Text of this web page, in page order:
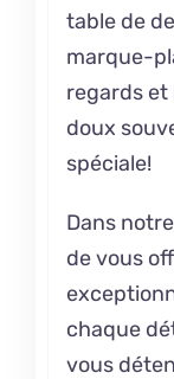
table de
marque-
regards et
doux
spéciale!
Dans
de vous
chaque
vous